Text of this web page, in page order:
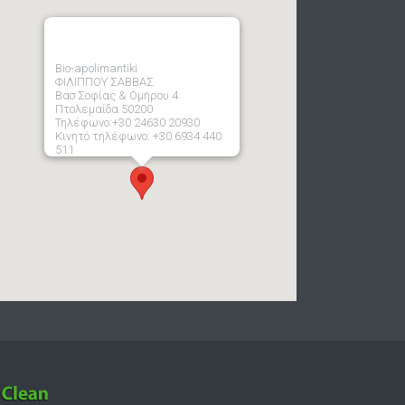
Bio-apolimantiki
ΦΙΛΙΠΠΟΥ ΣΑΒΒΑΣ
Βασ Σοφίας & Ομήρου 4
Πτολεμαίδα 50200
Τηλέφωνο:+30 24630 20930
Κινητό τηλέφωνο: +30 6934 440
511